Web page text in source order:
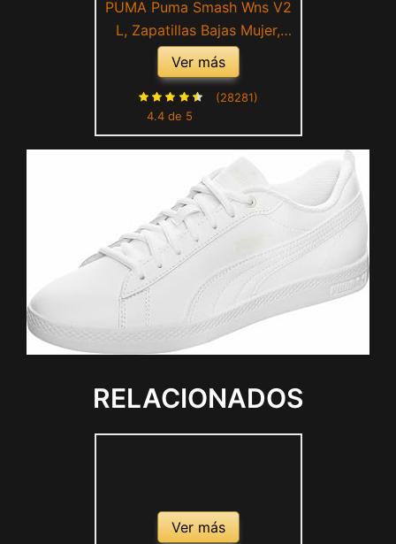
PUMA Puma Smash Wns V2
L, Zapatillas Bajas Mujer,
Negro, 36 EU
Ver más
4.4 de 5
(28281)
RELACIONADOS
Ver más